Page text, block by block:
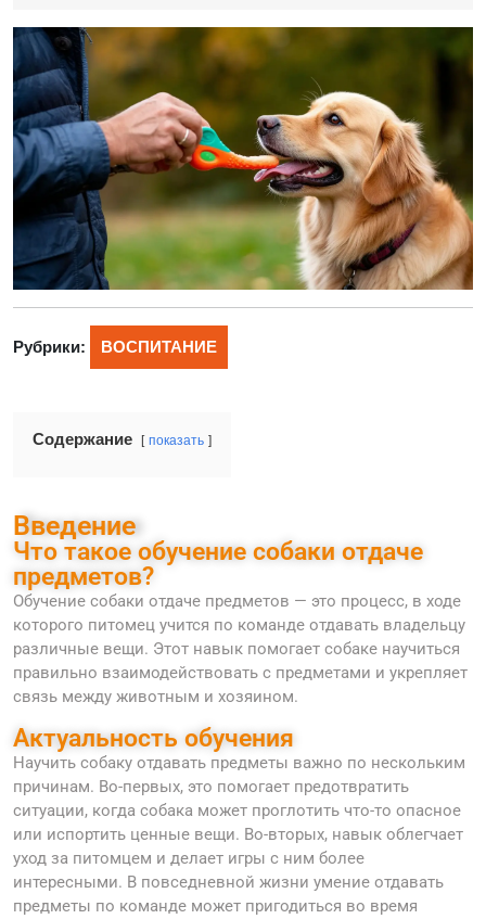
Рубрики: ВОСПИТАНИЕ
Содержание показать
Введение
Что такое обучение собаки отдаче
предметов?
Обучение собаки отдаче предметов — это процесс, в ходе
которого питомец учится по команде отдавать владельцу
различные вещи. Этот навык помогает собаке научиться
правильно взаимодействовать с предметами и укрепляет
связь между животным и хозяином.
Актуальность обучения
Научить собаку отдавать предметы важно по нескольким
причинам. Во-первых, это помогает предотвратить
ситуации, когда собака может проглотить что-то опасное
или испортить ценные вещи. Во-вторых, навык облегчает
уход за питомцем и делает игры с ним более
интересными. В повседневной жизни умение отдавать
предметы по команде может пригодиться во время